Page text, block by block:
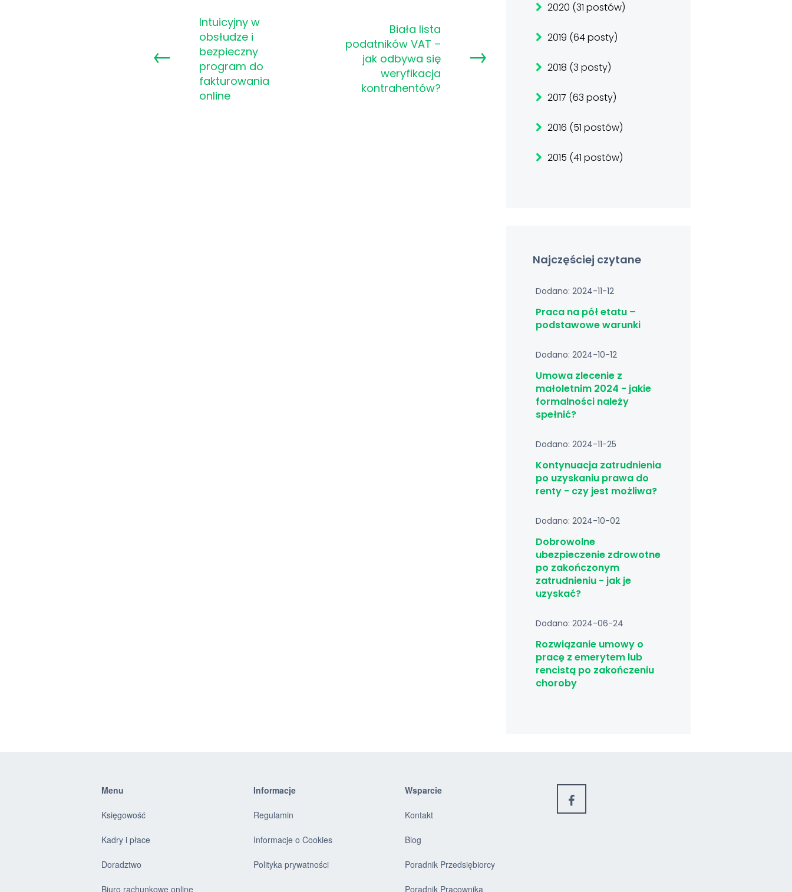
←
Intuicyjny w
obsłudze i
bezpieczny
program do
fakturowania
online
Biała lista
podatników VAT –
jak odbywa się
weryfikacja
kontrahentów?
→
2020 (31 postów)
2019 (64 posty)
2018 (3 posty)
2017 (63 posty)
2016 (51 postów)
2015 (41 postów)
Najczęściej czytane
Dodano: 2024-11-12
Praca na pół etatu –
podstawowe warunki
Dodano: 2024-10-12
Umowa zlecenie z
małoletnim 2024 - jakie
formalności należy
spełnić?
Dodano: 2024-11-25
Kontynuacja zatrudnienia
po uzyskaniu prawa do
renty - czy jest możliwa?
Dodano: 2024-10-02
Dobrowolne
ubezpieczenie zdrowotne
po zakończonym
zatrudnieniu - jak je
uzyskać?
Dodano: 2024-06-24
Rozwiązanie umowy o
pracę z emerytem lub
rencistą po zakończeniu
choroby
Menu
Księgowość
Kadry i płace
Doradztwo
Biuro rachunkowe online
Informacje
Regulamin
Informacje o Cookies
Polityka prywatności
Wsparcie
Kontakt
Blog
Poradnik Przedsiębiorcy
Poradnik Pracownika